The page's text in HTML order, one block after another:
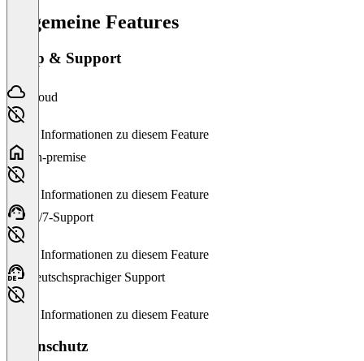
Allgemeine Features
Setup & Support
Cloud
Keine Informationen zu diesem Feature
On-premise
Keine Informationen zu diesem Feature
24/7-Support
Keine Informationen zu diesem Feature
Deutschsprachiger Support
Keine Informationen zu diesem Feature
Datenschutz